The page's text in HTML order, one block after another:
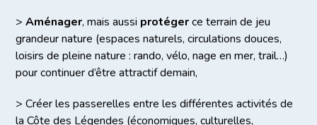
>Aménager, mais aussi protégerce terrain de jeu
grandeur nature (espaces naturels, circulations douces,
loisirs de pleine nature : rando, vélo, nage en mer, trail…)
pour continuer d’être attractif demain,
> Créer les passerelles entre les différentes activités de
la Côte des Légendes (économiques, culturelles,